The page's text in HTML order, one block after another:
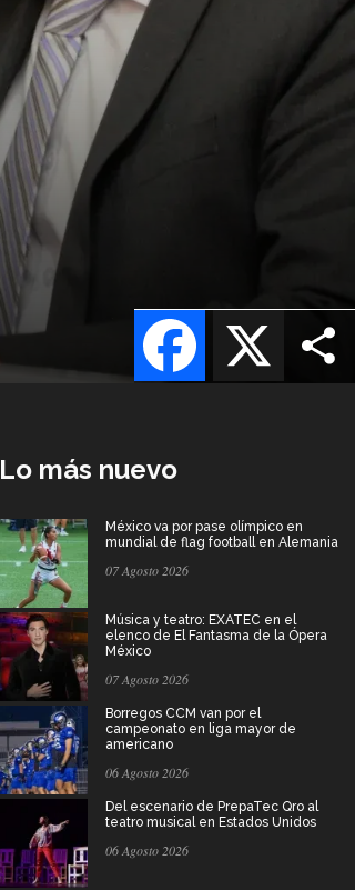
X
Facebook
Lo más nuevo
México va por pase olímpico en
mundial de flag football en Alemania
07 Agosto 2026
Música y teatro: EXATEC en el
elenco de El Fantasma de la Ópera
México
07 Agosto 2026
Borregos CCM van por el
campeonato en liga mayor de
americano
06 Agosto 2026
Del escenario de PrepaTec Qro al
teatro musical en Estados Unidos
06 Agosto 2026